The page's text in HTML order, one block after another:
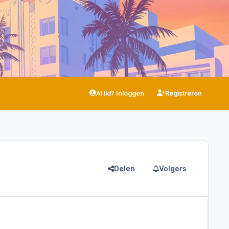
Al lid? Inloggen Registreren
Delen Volgers